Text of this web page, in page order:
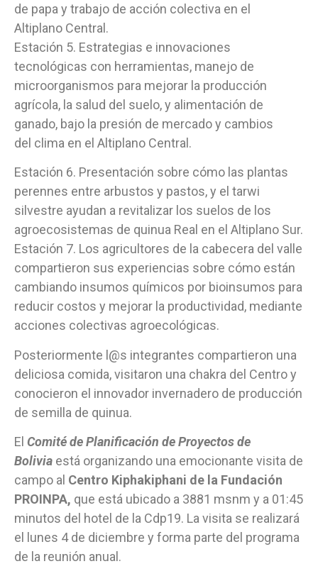
de papa y trabajo de acción colectiva en el
Altiplano Central.
Estación 5. Estrategias e innovaciones
tecnológicas con herramientas, manejo de
microorganismos para mejorar la producción
agrícola, la salud del suelo, y alimentación de
ganado, bajo la presión de mercado y cambios
del clima en el Altiplano Central.
Estación 6. Presentación sobre cómo las plantas
perennes entre arbustos y pastos, y el tarwi
silvestre ayudan a revitalizar los suelos de los
agroecosistemas de quinua Real en el Altiplano Sur.
Estación 7. Los agricultores de la cabecera del valle
compartieron sus experiencias sobre cómo están
cambiando insumos químicos por bioinsumos para
reducir costos y mejorar la productividad, mediante
acciones colectivas agroecológicas.
Posteriormente l@s integrantes compartieron una
deliciosa comida, visitaron una chakra del Centro y
conocieron el innovador invernadero de producción
de semilla de quinua.
El Comité de Planificación de Proyectos de
Bolivia está organizando una emocionante visita de
campo al Centro Kiphakiphani de la Fundación
PROINPA, que está ubicado a 3881 msnm y a 01:45
minutos del hotel de la Cdp19. La visita se realizará
el lunes 4 de diciembre y forma parte del programa
de la reunión anual.